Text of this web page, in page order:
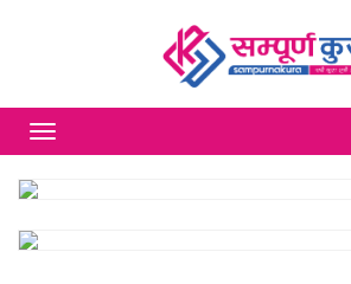
Toggle
navigation